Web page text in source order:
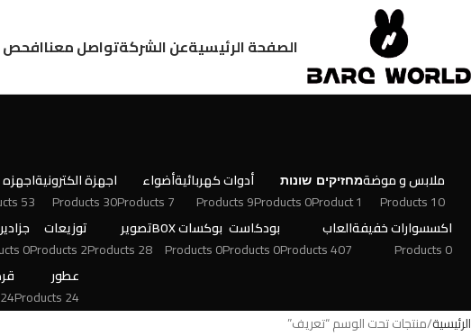
الصفحة الرئيسيةعن الشركةتواصل معناافحص
ملابس و موضة
10 Products
מחזיקים
1 Product
שונות
0 Products
أدوات كهربائية
9 Products
أضواء
7 Products
اجهزة الكترونية
30 Products
اجهزه
53 Products
اكسسوارات خفيفة
0 Products
العاب
407 Products
بودكاست
0 Products
بوكسات BOX
0 Products
تصوير
28 Products
توزيعات
2 Products
0 Products
عطور
24 Products
الرئيسية منتجات تحت الوسم “تعريف”